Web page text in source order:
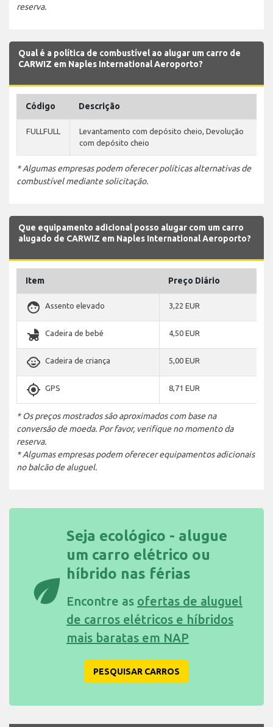
reserva.
Qual é a política de combustível ao alugar um carro de
CARWIZ em Naples International Aeroporto?
Código Descrição
FULLFULL
Levantamento com depósito cheio, Devolução
com depósito cheio
* Algumas empresas podem oferecer políticas alternativas de
combustível mediante solicitação.
Que equipamento adicional posso alugar com um carro
alugado de CARWIZ em Naples International Aeroporto?
Item Preço Diário
face Assento elevado 3,22 EUR
child_friendly Cadeira de bebé 4,50 EUR
child_care Cadeira de criança 5,00 EUR
gps_fixed GPS 8,71 EUR
* Os preços mostrados são aproximados com base na
conversão de moeda. Por favor, verifique no momento da
reserva.
* Algumas empresas podem oferecer equipamentos adicionais
no balcão de aluguel.
eco
Seja ecológico - alugue
um carro elétrico ou
híbrido nas férias
Encontre as ofertas de aluguel
de carros elétricos e híbridos
mais baratas em NAP
PESQUISAR CARROS